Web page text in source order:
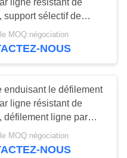
57
support sélectif de
pour le centre de
MOQ:négociation
NOUS
enduisant le défilement
ligne résistant de
défilement ligne par
niveau multi de palette
MOQ:négociation
NOUS